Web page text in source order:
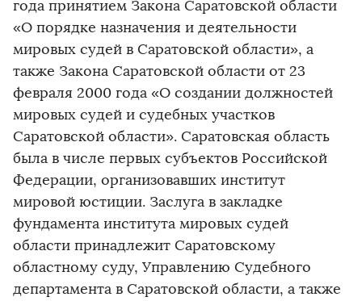
года принятием Закона Саратовской области
«О порядке назначения и деятельности
мировых судей в Саратовской области», а
также Закона Саратовской области от 23
февраля 2000 года «О создании должностей
мировых судей и судебных участков
Саратовской области». Саратовская область
была в числе первых субъектов Российской
Федерации, организовавших институт
мировой юстиции. Заслуга в закладке
фундамента института мировых судей
области принадлежит Саратовскому
областному суду, Управлению Судебного
департамента в Саратовской области, а также